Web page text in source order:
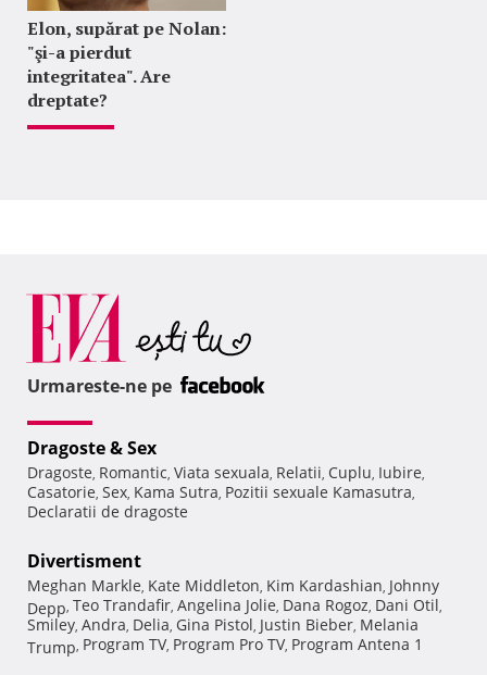
Elon, supărat pe Nolan:
"şi-a pierdut
integritatea". Are
dreptate?
Urmareste-ne pe
Dragoste & Sex
Dragoste, Romantic, Viata sexuala, Relatii, Cuplu, Iubire,
Casatorie, Sex, Kama Sutra, Pozitii sexuale Kamasutra,
Declaratii de dragoste
Divertisment
Meghan Markle, Kate Middleton, Kim Kardashian, Johnny
Depp, Teo Trandafir, Angelina Jolie, Dana Rogoz, Dani Otil,
Smiley, Andra, Delia, Gina Pistol, Justin Bieber, Melania
Trump, Program TV, Program Pro TV, Program Antena 1